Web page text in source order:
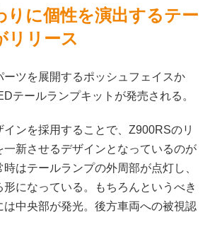
りに個性を演出するテー
リリース
ーツを展開するポッシュフェイスか
テールランプキットが発売される。
ンを採用することで、Z900RSのリ
一新させるデザインとなっているのが
はテールランプの外周部が点灯し、
になっている。もちろんというべき
は中央部が発光。後方車両への被視認